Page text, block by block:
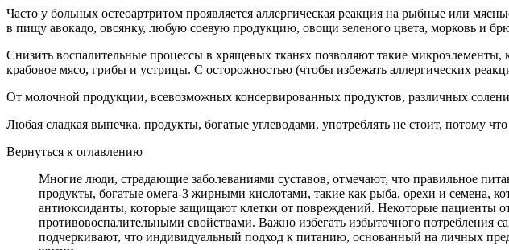
Часто у больных остеоартритом проявляется аллергическая реакция на рыбные или
в пищу авокадо, овсянку, любую соевую продукцию, овощи зеленого цвета, морковь и
Снизить воспалительные процессы в хрящевых тканях позволяют такие
крабовое мясо, грибы и устрицы. С осторожностью (чтобы избежать аллергических
От молочной продукции, всевозможных консервированных продуктов, различных
Любая сладкая выпечка, продукты, богатые углеводами, употреблять не стоит, потому
Вернуться к оглавлению
Многие люди, страдающие заболеваниями суставов, отмечают, что правильное
продукты, богатые омега-3 жирными кислотами, такие как рыба, орехи и семена,
антиоксиданты, которые защищают клетки от повреждений. Некоторые пациенты
противовоспалительными свойствами. Важно избегать избыточного
подчеркивают, что индивидуальный подход к питанию, основанный на личных